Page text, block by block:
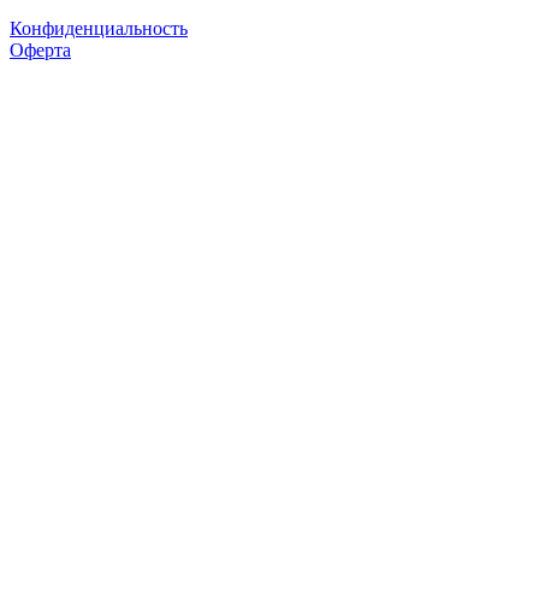
Конфиденциальность
Оферта